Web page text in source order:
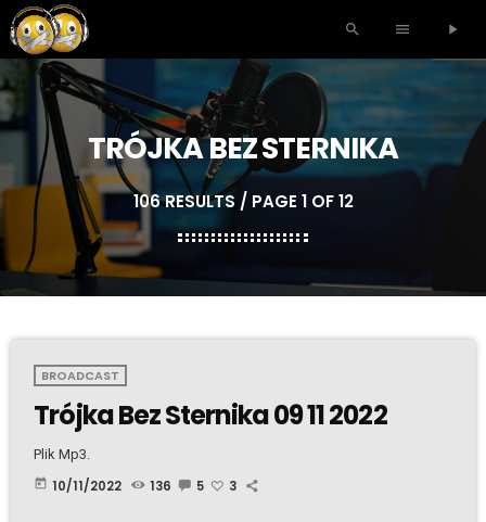
search menu play_arrow
TRÓJKA BEZ STERNIKA
106 RESULTS / PAGE 1 OF 12
BROADCAST
Trójka Bez Sternika 09 11 2022
Plik Mp3.
today 10/11/2022 136 5 3